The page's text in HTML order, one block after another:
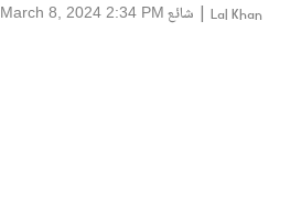
Lal Khan
| شائع March 8, 2024 2:34 PM